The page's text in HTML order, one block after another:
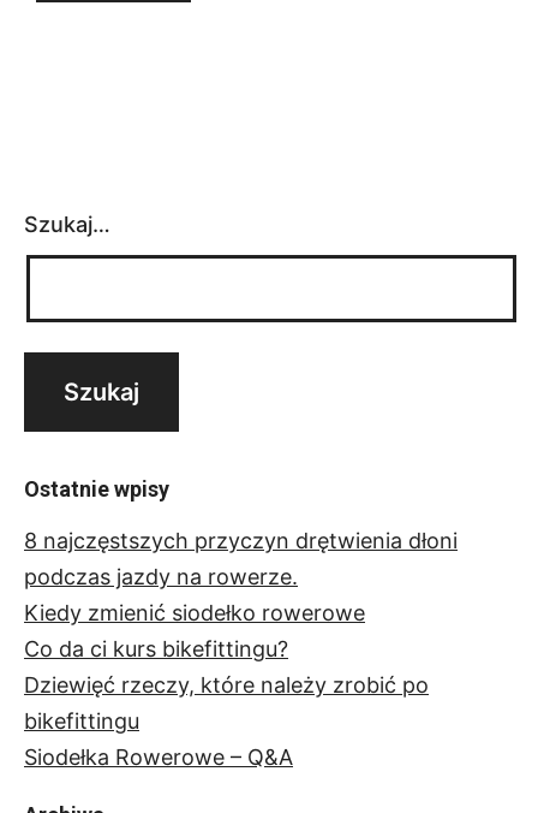
Szukaj…
Ostatnie wpisy
8 najczęstszych przyczyn drętwienia dłoni
podczas jazdy na rowerze.
Kiedy zmienić siodełko rowerowe
Co da ci kurs bikefittingu?
Dziewięć rzeczy, które należy zrobić po
bikefittingu
Siodełka Rowerowe – Q&A